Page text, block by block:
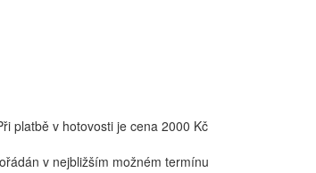
platbě v hotovosti je cena 2000 Kč
v nejbližším možném termínu